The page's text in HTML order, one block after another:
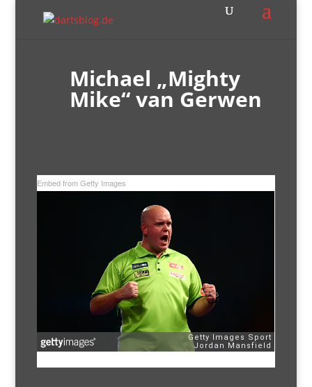
Michael „Mighty
Mike“ van Gerwen
Embed from Getty Images